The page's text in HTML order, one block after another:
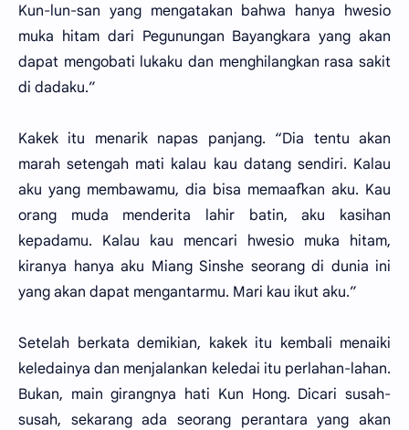
Kun-lun-san yang mengatakan bahwa hanya hwesio
muka hitam dari Pegunungan Bayangkara yang akan
dapat mengobati lukaku dan menghilangkan rasa sakit
di dadaku.”
Kakek itu menarik napas panjang. “Dia tentu akan
marah setengah mati kalau kau datang sendiri. Kalau
aku yang membawamu, dia bisa memaafkan aku. Kau
orang muda menderita lahir batin, aku kasihan
kepadamu. Kalau kau mencari hwesio muka hitam,
kiranya hanya aku Miang Sinshe seorang di dunia ini
yang akan dapat mengantarmu. Mari kau ikut aku.”
Setelah berkata demikian, kakek itu kembali menaiki
keledainya dan menjalankan keledai itu perlahan-lahan.
Bukan, main girangnya hati Kun Hong. Dicari susah-
susah, sekarang ada seorang perantara yang akan